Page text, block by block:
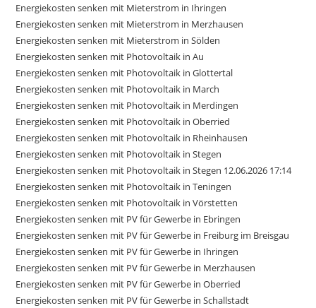
Energiekosten senken mit Mieterstrom in Ihringen
Energiekosten senken mit Mieterstrom in Merzhausen
Energiekosten senken mit Mieterstrom in Sölden
Energiekosten senken mit Photovoltaik in Au
Energiekosten senken mit Photovoltaik in Glottertal
Energiekosten senken mit Photovoltaik in March
Energiekosten senken mit Photovoltaik in Merdingen
Energiekosten senken mit Photovoltaik in Oberried
Energiekosten senken mit Photovoltaik in Rheinhausen
Energiekosten senken mit Photovoltaik in Stegen
Energiekosten senken mit Photovoltaik in Stegen 12.06.2026 17:14
Energiekosten senken mit Photovoltaik in Teningen
Energiekosten senken mit Photovoltaik in Vörstetten
Energiekosten senken mit PV für Gewerbe in Ebringen
Energiekosten senken mit PV für Gewerbe in Freiburg im Breisgau
Energiekosten senken mit PV für Gewerbe in Ihringen
Energiekosten senken mit PV für Gewerbe in Merzhausen
Energiekosten senken mit PV für Gewerbe in Oberried
Energiekosten senken mit PV für Gewerbe in Schallstadt